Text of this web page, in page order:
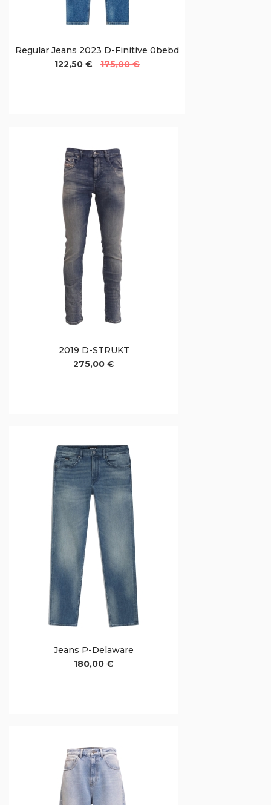
Regular Jeans 2023 D-Finitive 0bebd
122,50 €
175,00 €
2019 D-STRUKT
275,00 €
Jeans P-Delaware
180,00 €